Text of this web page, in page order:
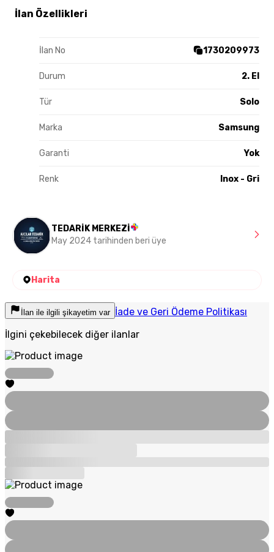
İlan Özellikleri
İlan No 1730209973
Durum 2. El
Tür Solo
Marka Samsung
Garanti Yok
Renk Inox - Gri
TEDARİK MERKEZİ
May 2024 tarihinden beri üye
Harita
İlan ile ilgili şikayetim var İade ve Geri Ödeme Politikası
İlgini çekebilecek diğer ilanlar